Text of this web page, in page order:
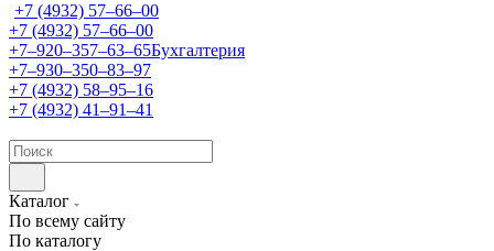
+7 (4932) 57‒66‒00
+7 (4932) 57‒66‒00
+7‒920‒357‒63‒65Бухгалтерия
+7‒930‒350‒83‒97
+7 (4932) 58‒95‒16
+7 (4932) 41‒91‒41
Каталог
По всему сайту
По каталогу